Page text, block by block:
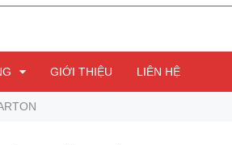
GIỚI THIỆU LIÊN HỆ